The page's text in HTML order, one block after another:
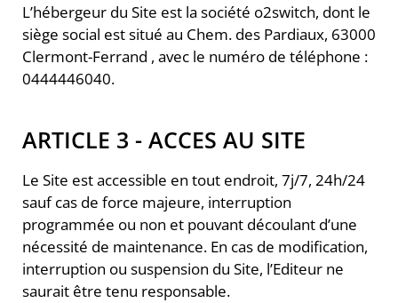
L’hébergeur du Site est la société o2switch, dont le
siège social est situé au Chem. des Pardiaux, 63000
Clermont-Ferrand , avec le numéro de téléphone :
0444446040.
ARTICLE 3 - ACCES AU SITE
Le Site est accessible en tout endroit, 7j/7, 24h/24
sauf cas de force majeure, interruption
programmée ou non et pouvant découlant d’une
nécessité de maintenance. En cas de modification,
interruption ou suspension du Site, l’Editeur ne
saurait être tenu responsable.